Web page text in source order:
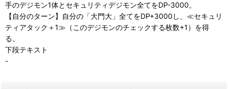
手のデジモン1体とセキュリティデジモン全てをDP-3000。
【自分のターン】自分の「大門大」全てをDP+3000し、≪セキュリ
ティアタック＋1≫（このデジモンのチェックする枚数+1）を得
る。
下段テキスト
-